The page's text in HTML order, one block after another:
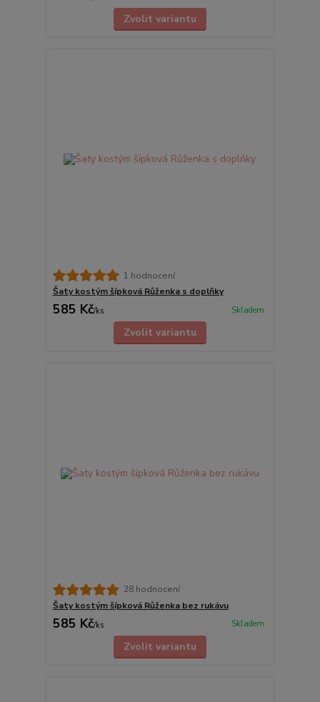
Zvolit variantu
1 hodnocení
Šaty kostým šípková Růženka s doplňky
585 Kč/ks Skladem
Zvolit variantu
28 hodnocení
Šaty kostým šípková Růženka bez rukávu
585 Kč/ks Skladem
Zvolit variantu